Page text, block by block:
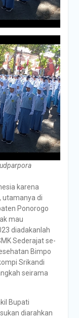
karena
utamanya di
Ponorogo
mau
diadakanlah
Sederajat se-
Bimpo
Srikandi
seirama
Bupati
diarahkan